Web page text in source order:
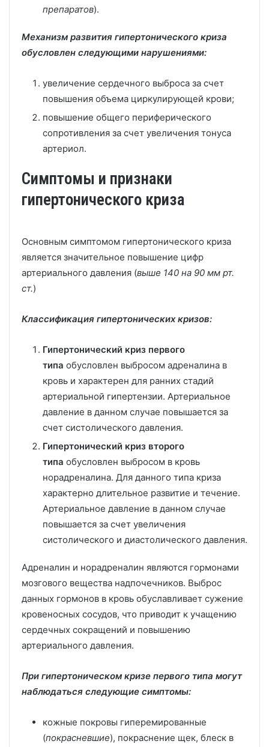
препаратов).
Механизм развития гипертонического криза
обусловлен следующими нарушениями:
увеличение сердечного выброса за счет
повышения объема циркулирующей крови;
повышение общего периферического
сопротивления за счет увеличения тонуса
артериол.
Симптомы и признаки
гипертонического криза
Основным симптомом гипертонического криза
является значительное повышение цифр
артериального давления (выше 140 на 90 мм рт.
ст.)
Классификация гипертонических кризов:
Гипертонический криз первого
типа обусловлен выбросом адреналина в
кровь и характерен для ранних стадий
артериальной гипертензии. Артериальное
давление в данном случае повышается за
счет систолического давления.
Гипертонический криз второго
типа обусловлен выбросом в кровь
норадреналина. Для данного типа криза
характерно длительное развитие и течение.
Артериальное давление в данном случае
повышается за счет увеличения
систолического и диастолического давления.
Адреналин и норадреналин являются гормонами
мозгового вещества надпочечников. Выброс
данных гормонов в кровь обуславливает сужение
кровеносных сосудов, что приводит к учащению
сердечных сокращений и повышению
артериального давления.
При гипертоническом кризе первого типа могут
наблюдаться следующие симптомы:
кожные покровы гиперемированные
(покрасневшие), покраснение щек, блеск в